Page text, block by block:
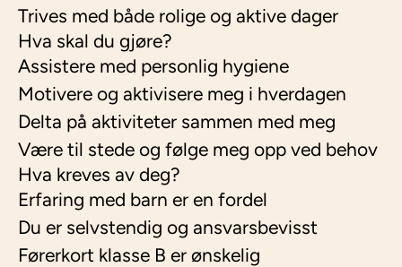
Trives med både rolige og aktive dager
Hva skal du gjøre?
Assistere med personlig hygiene
Motivere og aktivisere meg i hverdagen
Delta på aktiviteter sammen med meg
Være til stede og følge meg opp ved behov
Hva kreves av deg?
Erfaring med barn er en fordel
Du er selvstendig og ansvarsbevisst
Førerkort klasse B er ønskelig